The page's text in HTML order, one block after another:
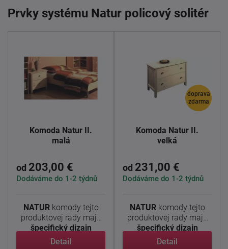
Prvky systému Natur policový solitér
Komoda Natur II.
malá
od 203,00 €
Dodáváme do 1-2 týdnů
NATURkomody tejto
produktovej rady majú
špecifický dizajn
ktorého ...
Detail
doprava
zdarma
Komoda Natur II.
velká
od 231,00 €
Dodáváme do 1-2 týdnů
NATURkomody tejto
produktovej rady majú
špecifický dizajn
ktorého ...
Detail